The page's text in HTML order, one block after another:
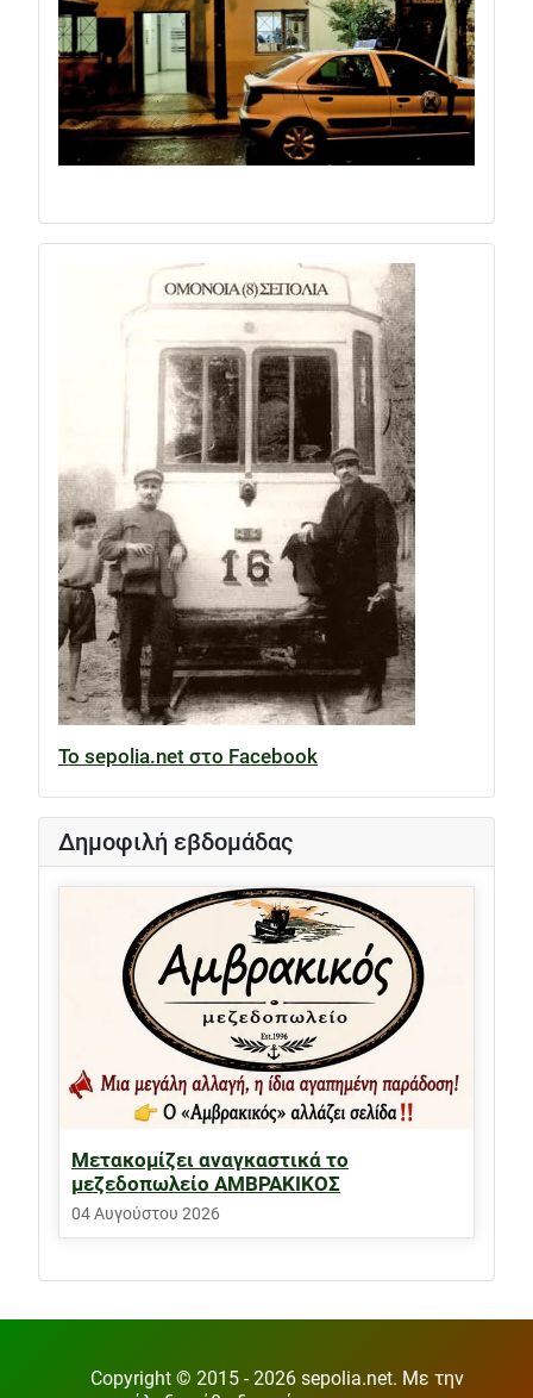
Το sepolia.net στο Facebook
Δημοφιλή εβδομάδας
Μετακομίζει αναγκαστικά το
μεζεδοπωλείο ΑΜΒΡΑΚΙΚΟΣ
04 Αυγούστου 2026
Copyright © 2015 - 2026 sepolia.net. Με την